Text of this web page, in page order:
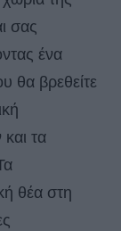
σας
ένα
θα βρεθείτε
τα
θέα στη